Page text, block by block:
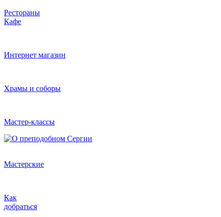
Рестораны
Кафе
Интернет магазин
Храмы и соборы
Мастер-классы
Мастерские
Как
добраться